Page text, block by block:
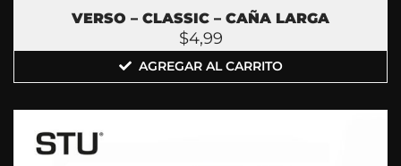
VERSO – CLASSIC – CAÑA LARGA
$4,99
AGREGAR AL CARRITO